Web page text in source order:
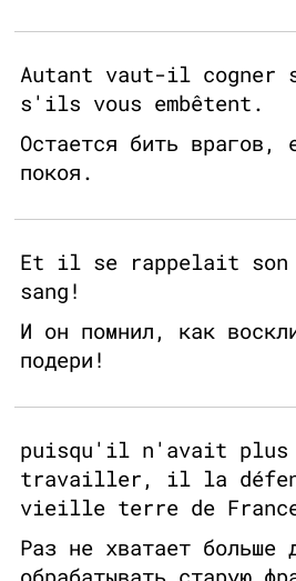
Autant vaut-il cogner
s'ils vous embêtent.
Остается бить врагов,
покоя.
Et il se rappelait
sang!
И он помнил, как
подери!
puisqu'il n'avait plus
travailler, il la
vieille terre de
Раз не хватает больше